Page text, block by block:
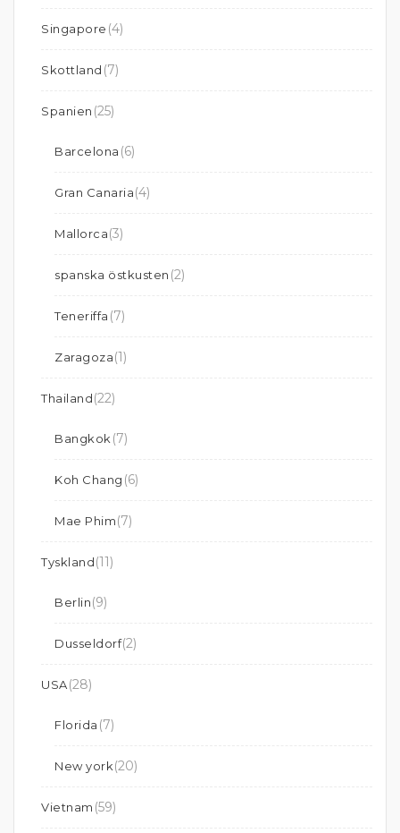
Singapore (4)
Skottland (7)
Spanien (25)
Barcelona (6)
Gran Canaria(4)
Mallorca(3)
spanska östkusten (2)
Teneriffa (7)
Zaragoza(1)
Thailand(22)
Bangkok (7)
Koh Chang (6)
Mae Phim(7)
Tyskland(11)
Berlin(9)
Dusseldorf(2)
USA(28)
Florida (7)
New york(20)
Vietnam (59)